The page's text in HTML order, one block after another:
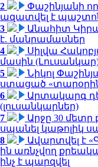
2
Փաշինյանի
ազատվել է
3
Անահիտ
է. մանրամասներ
4
Սիլվա
մասին
5
Նիկոլ
ստացած
6
Արտակարգ
(լուսանկարներ)
7
Արջը 30 մետր
սպանել կաթոլիկ
8
Ավարտվել է
ին առնչվող
ինչ է պարզվել